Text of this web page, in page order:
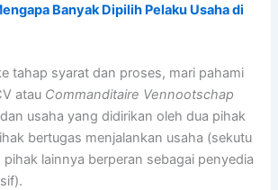
Banyak Dipilih Pelaku Usaha di
tahap syarat dan proses, mari pahami
atau Commanditaire Vennootschap
usaha yang didirikan oleh dua pihak
bertugas menjalankan usaha (sekutu
lainnya berperan sebagai penyedia